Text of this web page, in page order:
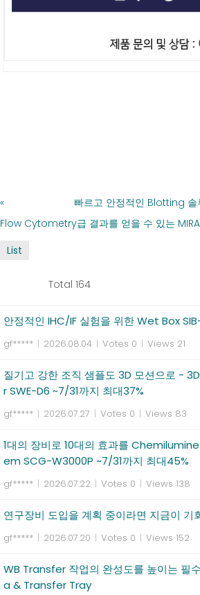
«
빠르고 안정적인 Blotting
Flow Cytometry급 결과를 얻을 수 있는
List
Total 164
안정적인 IHC/IF 실험을 위한 Wet Box
gf***** | 2026.08.04 | Votes 0 | Views 21
질기고 강한 조직 샘플도 3D 모션으로 -
r SWE-D6 ~7/31까지 최대37%
gf***** | 2026.07.27 | Votes 0 | Views 83
1대의 장비로 10대의 효과를
em SCG-W3000P ~7/31까지 최대45%
gf***** | 2026.07.22 | Votes 0 | Views 138
연구장비 도입을 계획 중이라면 지금이 기
gf***** | 2026.07.20 | Votes 0 | Views 152
WB Transfer 작업의 완성도를 높이는 필
a & Transfer Tray